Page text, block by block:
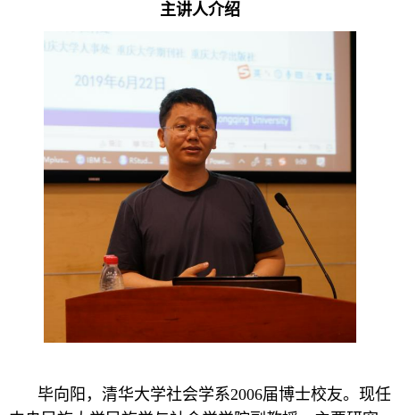
主讲人介绍
毕向阳，清华大学社会学系2006届博士校友。现任